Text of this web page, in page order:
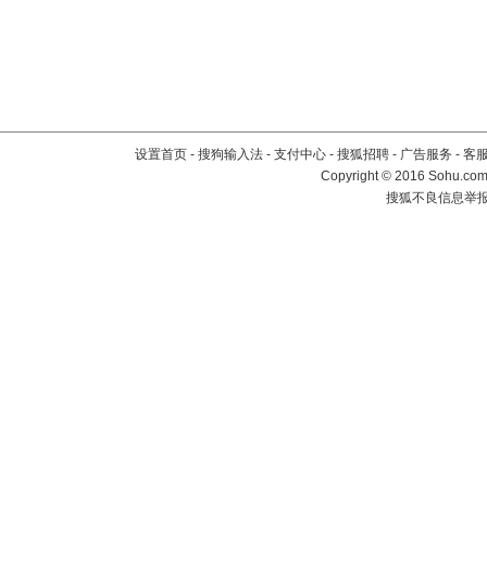
设置首页 - 搜狗输入法 - 支付中心 - 搜狐招聘 - 广告服务 - 客
Copyright©2016
搜狐不良信息举